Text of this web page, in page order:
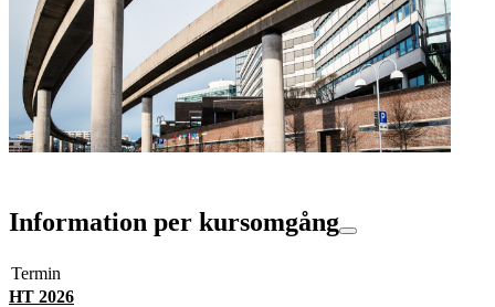
Information per kursomgång
Termin
HT 2026